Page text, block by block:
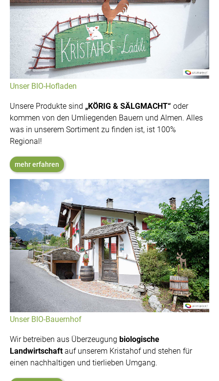
Unser BIO-Hofladen
Unsere Produkte sind „KÖRIG & SÄLGMACHT“ oder
kommen von den Umliegenden Bauern und Almen. Alles
was in unserem Sortiment zu finden ist, ist 100%
Regional!
mehr erfahren
Unser BIO-Bauernhof
Wir betreiben aus Überzeugung biologische
Landwirtschaftauf unserem Kristahof und stehen für
einen nachhaltigen und tierlieben Umgang.